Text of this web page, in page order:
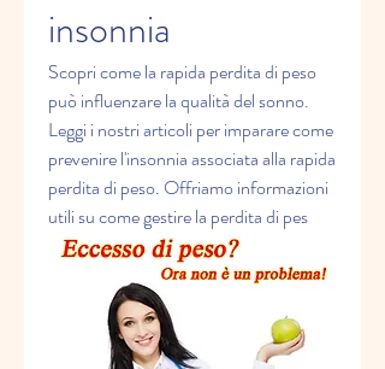
insonnia
Scopri come la rapida perdita di peso
può influenzare la qualità del sonno.
Leggi i nostri articoli per imparare come
prevenire l'insonnia associata alla rapida
perdita di peso. Offriamo informazioni
utili su come gestire la perdita di pes